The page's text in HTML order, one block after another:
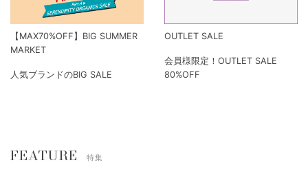
【MAX70%OFF】BIG SUMMER
MARKET
人気ブランドのBIG SALE
OUTLET SALE
会員様限定！OUTLET SALE
80%OFF
FEATURE 特集